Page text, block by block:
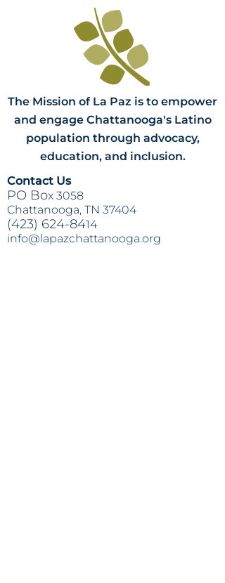
The Mission of La Paz is to empower
and engage Chattanooga's Latino
population through advocacy,
education, and inclusion.
Contact Us
PO Box 3058
Chattanooga, TN 37404
(423) 624-8414
info@lapazchattanooga.org